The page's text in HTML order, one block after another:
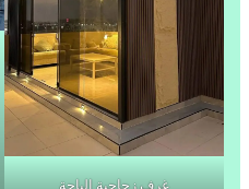
غرف زجاجية الباحة